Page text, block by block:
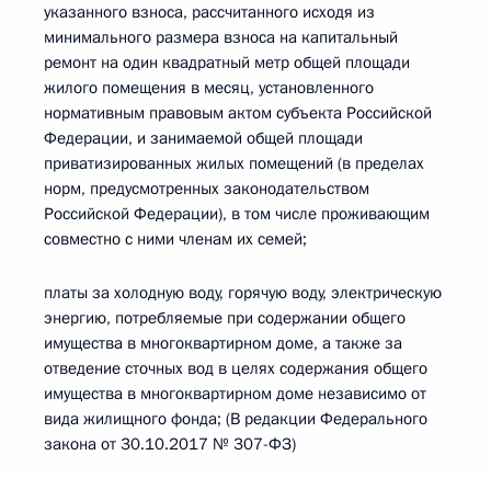
указанного взноса, рассчитанного исходя из
минимального размера взноса на капитальный
ремонт на один квадратный метр общей площади
жилого помещения в месяц, установленного
нормативным правовым актом субъекта Российской
Федерации, и занимаемой общей площади
приватизированных жилых помещений (в пределах
норм, предусмотренных законодательством
Российской Федерации), в том числе проживающим
совместно с ними членам их семей;
платы за холодную воду, горячую воду, электрическую
энергию, потребляемые при содержании общего
имущества в многоквартирном доме, а также за
отведение сточных вод в целях содержания общего
имущества в многоквартирном доме независимо от
вида жилищного фонда; (В редакции Федерального
закона от 30.10.2017 № 307-ФЗ)